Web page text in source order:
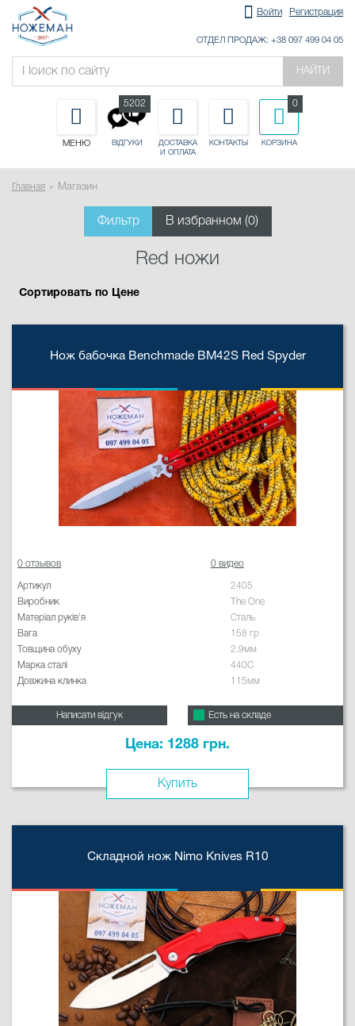
Войти Регистрация
ОТДЕЛ ПРОДАЖ: +38 097 499 04 05
НАЙТИ
МЕНЮ ВІДГУКИ
5202
ДОСТАВКА
И ОПЛАТА
КОНТАКТЫ КОРЗИНА
0
Главная Магазин
Фильтр В избранном (0)
Red ножи
Сортировать по Цене
Нож бабочка Benchmade BM42S Red Spyder
0 отзывов 0 видео
Артикул
2405
Виробник
The One
Матеріал руків'я
Сталь
Вага
158 гр
Товщина обуху
2.9мм
Марка сталі
440C
Довжина клинка
115мм
Написати відгук Есть на складе
Цена: 1288 грн.
Купить
Складной нож Nimo Knives R10